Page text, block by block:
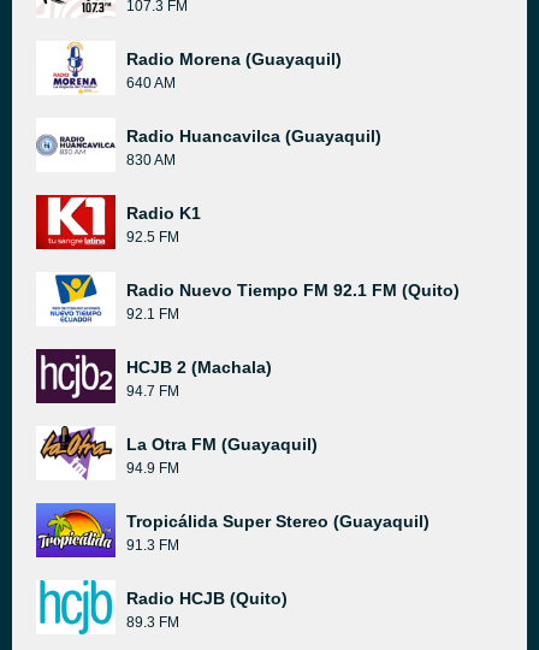
107.3 FM
Radio Morena (Guayaquil)
640 AM
Radio Huancavilca (Guayaquil)
830 AM
Radio K1
92.5 FM
Radio Nuevo Tiempo FM 92.1 FM (Quito)
92.1 FM
HCJB 2 (Machala)
94.7 FM
La Otra FM (Guayaquil)
94.9 FM
Tropicálida Super Stereo (Guayaquil)
91.3 FM
Radio HCJB (Quito)
89.3 FM